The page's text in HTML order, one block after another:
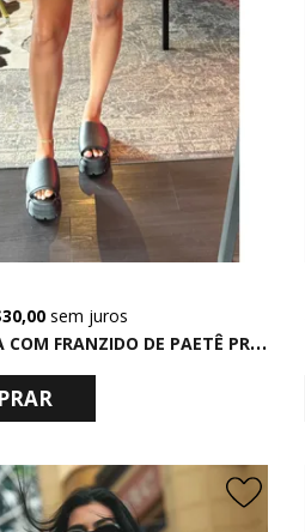
S
HORT SAIA COM FRANZIDO DE PAETÊ PRATA
30,00 sem juros